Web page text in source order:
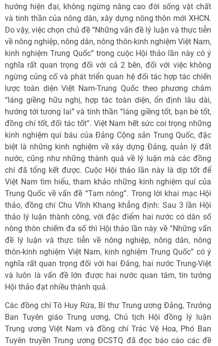
hướng hiện đại, không ngừng nâng cao đời sống vật chất
và tinh thần của nông dân, xây dựng nông thôn mới XHCN.
Do vậy, việc chọn chủ đề “Những vấn đề lý luận và thực tiễn
về nông nghiệp, nông dân, nông thôn-kinh nghiệm Việt Nam,
kinh nghiệm Trung Quốc” trong cuộc Hội thảo lần này có ý
nghĩa rất quan trọng đối với cả 2 bên, đối với việc không
ngừng củng cố và phát triển quan hệ đối tác hợp tác chiến
lược toàn diện Việt Nam-Trung Quốc theo phương châm
“láng giềng hữu nghị, hợp tác toàn diện, ổn định lâu dài,
hướng tới tương lai” và tinh thần “láng giềng tốt, bạn bè tốt,
đồng chí tốt, đối tác tốt”. Việt Nam hết sức coi trọng những
kinh nghiệm quí báu của Đảng Cộng sản Trung Quốc, đặc
biệt là những kinh nghiệm về xây dựng Đảng, quản lý đất
nước, cũng như những thành quả về lý luận mà các đồng
chí đã tổng kết được. Cuộc Hội thảo lần này là dịp tốt để
Việt Nam tìm hiểu, tham khảo những kinh nghiệm quí của
Trung Quốc về vấn đề “Tam nông”. Trong lời khai mạc Hội
thảo, đồng chí Chu Vĩnh Khang khẳng định: Sau 3 lần Hội
thảo lý luận thành công, với đặc điểm hai nước có dân số
nông thôn chiếm đa số thì Hội thảo lần này về “Những vấn
đề lý luận và thực tiễn về nông nghiệp, nông dân, nông
thôn-kinh nghiệm Việt Nam, kinh nghiệm Trung Quốc” có ý
nghĩa rất quan trọng đối với hai Đảng, hai nước Trung-Việt
và luôn là vấn đề lớn được hai nước quan tâm, tin tưởng
Hội thảo đạt nhiều thành quả.
Các đồng chí Tô Huy Rứa, Bí thư Trung ương Đảng, Trưởng
Ban Tuyên giáo Trung ương, Chủ tịch Hội đồng lý luận
Trung ương Việt Nam và đồng chí Trác Vệ Hoa, Phó Ban
Tuyên truyền Trung ương ĐCSTQ đã đọc báo cáo các đề